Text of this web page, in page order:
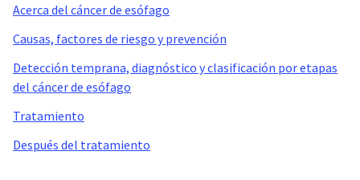
Acerca del cáncer de esófago
Causas, factores de riesgo y prevención
Detección temprana, diagnóstico y clasificación por etapas
del cáncer de esófago
Tratamiento
Después del tratamiento